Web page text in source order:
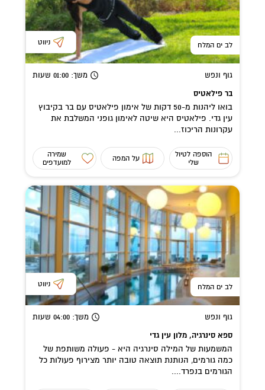
לב ים המלח ניווט
גוף ונפש משך: 01:00 שעות
בר פילאטיס
בואו ליהנות מ-50 דקות של אימון פילאטיס עם בר בקיבוץ
עין גדי. פילאטיס היא שיטה לאימון גופני המשלבת את
עקרונות הריכוז...
הוספה לטיול
שלי
על המפה
שמירה
למועדפים
לב ים המלח ניווט
גוף ונפש משך: 04:00 שעות
ספא סינרגיה, מלון עין גדי
המשמעות של המילה סינרגיה היא - פעולה משותפת של
כמה גורמים, הנותנת תוצאה טובה יותר מצירוף פעולות כל
הגורמים בנפרד....